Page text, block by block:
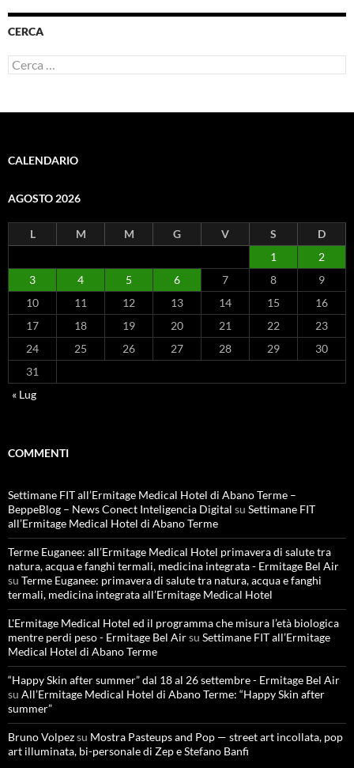
CERCA
Ricerca
per:
CALENDARIO
AGOSTO 2026
L M M G V S
D
1
2
3
4 5 6 7 8
9
10
11 12 13 14 15
16
17
18 19 20 21 22
23
24
25 26 27 28 29
30
31
« Lug
COMMENTI
Settimane FIT all’Ermitage Medical Hotel di Abano Terme –
BeppeBlog – News Conect Inteligencia Digital su Settimane FIT
all’Ermitage Medical Hotel di Abano Terme
Terme Euganee: all’Ermitage Medical Hotel primavera di salute tra
natura, acqua e fanghi termali, medicina integrata - Ermitage Bel Air
su Terme Euganee: primavera di salute tra natura, acqua e fanghi
termali, medicina integrata all’Ermitage Medical Hotel
L'Ermitage Medical Hotel ed il programma che misura l’età biologica
mentre perdi peso - Ermitage Bel Airsu Settimane FIT all’Ermitage
Medical Hotel di Abano Terme
“Happy Skin after summer” dal 18 al 26 settembre - Ermitage Bel Air
su All’Ermitage Medical Hotel di Abano Terme: “Happy Skin after
summer”
Bruno Volpezsu Mostra Pasteups and Pop — street art incollata, pop
art illuminata, bi-personale di Zep e Stefano Banfi